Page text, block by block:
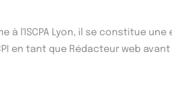
à l'ISCPA Lyon, il se constitue
en tant que Rédacteur web